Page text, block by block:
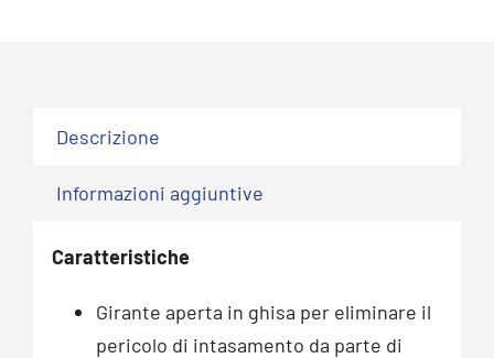
Descrizione
Informazioni aggiuntive
Caratteristiche
Girante aperta in ghisa per eliminare il
pericolo di intasamento da parte di